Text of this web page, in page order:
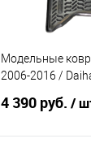
Модельные
2006-2016 /
4 390 руб. /